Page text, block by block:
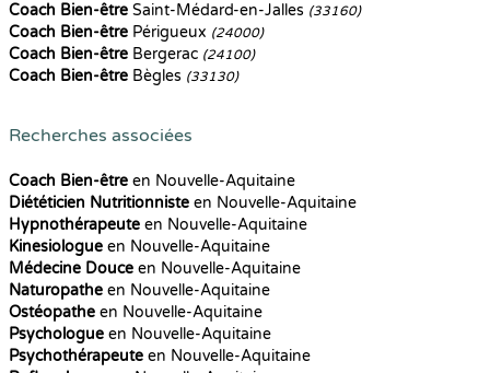
Coach Bien-être Saint-Médard-en-Jalles (33160)
Coach Bien-être Périgueux (24000)
Coach Bien-être Bergerac (24100)
Coach Bien-être Bègles (33130)
Recherches associées
Coach Bien-être en Nouvelle-Aquitaine
Diététicien Nutritionniste en Nouvelle-Aquitaine
Hypnothérapeute en Nouvelle-Aquitaine
Kinesiologue en Nouvelle-Aquitaine
Médecine Douce en Nouvelle-Aquitaine
Naturopathe en Nouvelle-Aquitaine
Ostéopathe en Nouvelle-Aquitaine
Psychologue en Nouvelle-Aquitaine
Psychothérapeute en Nouvelle-Aquitaine